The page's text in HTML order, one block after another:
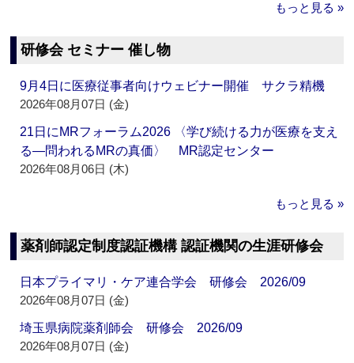
もっと見る »
研修会 セミナー 催し物
9月4日に医療従事者向けウェビナー開催 サクラ精機
2026年08月07日 (金)
21日にMRフォーラム2026 〈学び続ける力が医療を支え
る―問われるMRの真価〉 MR認定センター
2026年08月06日 (木)
もっと見る »
薬剤師認定制度認証機構 認証機関の生涯研修会
日本プライマリ・ケア連合学会 研修会 2026/09
2026年08月07日 (金)
埼玉県病院薬剤師会 研修会 2026/09
2026年08月07日 (金)